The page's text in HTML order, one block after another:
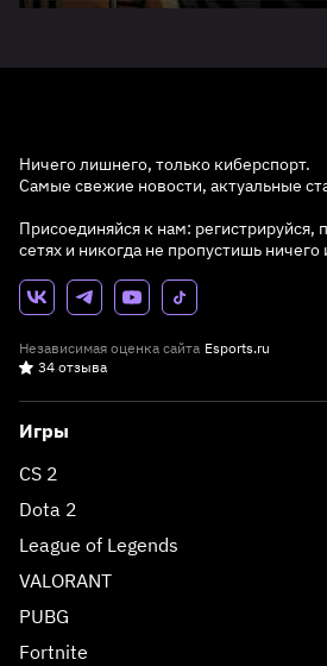
Ничего лишнего, только киберспорт.
Самые свежие новости, актуальные
Присоединяйся к нам: регистрируйся,
сетях и никогда не пропустишь ничего
Независимая оценка сайта Esports.ru
34 отзыва
Игры
CS 2
Dota 2
League of Legends
VALORANT
PUBG
Fortnite